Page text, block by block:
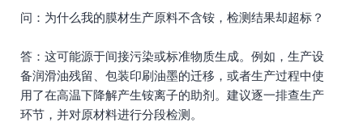
问：为什么我的膜材生产原料不含铵，检测结果却超标？
答：这可能源于间接污染或标准物质生成。例如，生产设
备润滑油残留、包装印刷油墨的迁移，或者生产过程中使
用了在高温下降解产生铵离子的助剂。建议逐一排查生产
环节，并对原材料进行分段检测。